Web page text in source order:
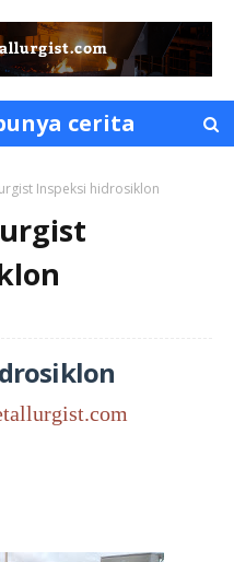
cerita
Inspeksi hidrosiklon